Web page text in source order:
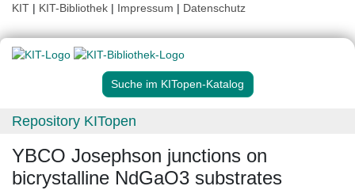
KIT | KIT-Bibliothek | Impressum | Datenschutz
Suche im KITopen-Katalog
Repository KITopen
YBCO Josephson junctions on
bicrystalline NdGaO3 substrates